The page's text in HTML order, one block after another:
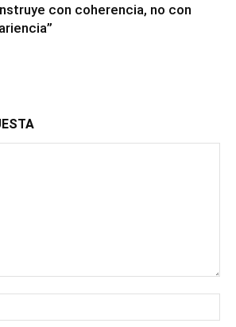
con coherencia, no con